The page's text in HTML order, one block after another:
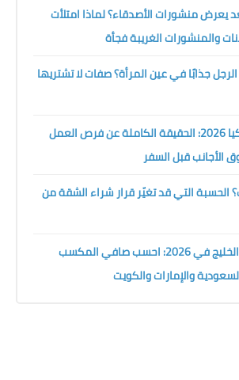
يعرض منشورات الأصدقاء؟ لماذا امتلأت
والمنشورات الغريبة فجأة
جذابًا في عين المرأة؟ صفات لا تشتريها
الشغل في تركيا 2026: الحقيقة الكاملة عن فرص العمل
الأجانب قبل السفر
الحسبة التي قد تغيّر قرار شراء الشقة من
قبل ما تسافر الخليج في 2026: احسب صافي المكسب
والإمارات والكويت